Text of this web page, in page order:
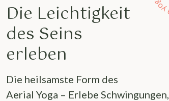
Die Leichtigkeit
des Seins
erleben
Die heilsamste Form des
Aerial Yoga – Erlebe Schwingungen,